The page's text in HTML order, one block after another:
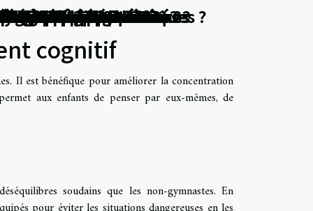
cognitif
Il est bénéfique pour améliorer la concentration
aux enfants de penser par eux-mêmes, de
soudains que les non-gymnastes. En
réutilisables
situe la Suisse ?
entreprises insulaires
privée
contemporaine ?
moderne
des consommateurs ?
amourde requin ?
? pour bébé ?
approprié ?
?
grossesseélectroniques ?
une opération
bien-être ?
disponibles ?
vous ?
sommeil ?
et si on en parlait ?
santé ?
?
?
?leurs travaux ?
? coiffure
CBD en ligne
à prières tibétain ?
avantages ?
Genève ?
un achat de qualité ?
?
Turquie ?
poids ?
?
?cire de qualité ?
chez les femmes
l'avenir ?
??